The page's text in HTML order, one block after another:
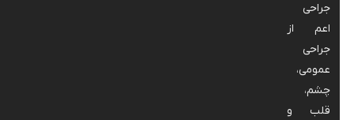
جراحی
اعم از
جراحی
عمومی،
چشم،
قلب و